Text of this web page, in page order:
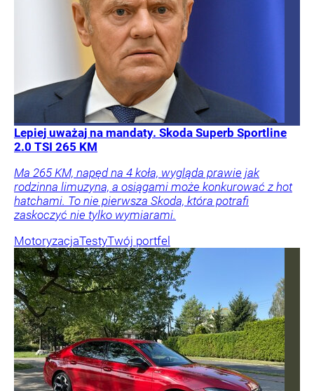
Lepiej uważaj na mandaty. Skoda Superb Sportline
2.0 TSI 265 KM
Ma 265 KM, napęd na 4 koła, wygląda prawie jak
rodzinna limuzyna, a osiągami może konkurować z hot
hatchami. To nie pierwsza Skoda, która potrafi
zaskoczyć nie tylko wymiarami.
MotoryzacjaTestyTwój portfel